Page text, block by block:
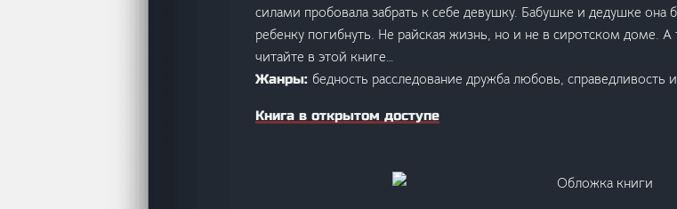
силами пробовала забрать к себе девушку. Бабушке и дедушке она
ребенку погибнуть. Не райская жизнь, но и не в сиротском доме.
читайте в этой книге…
Жанры: бедность расследование дружба любовь, справедливость
Книга в открытом доступе